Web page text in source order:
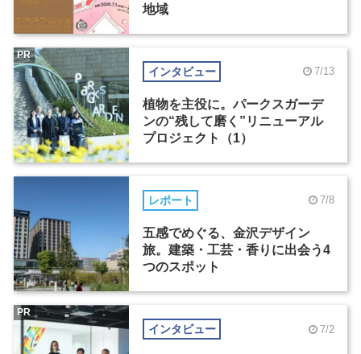
地域
インタビュー 7/13
植物を主役に。パークスガーデ
ンの“残して磨く”リニューアル
プロジェクト（1）
PR
レポート 7/8
五感でめぐる、金沢デザイン
旅。建築・工芸・香りに出会う4
つのスポット
インタビュー 7/2
PR